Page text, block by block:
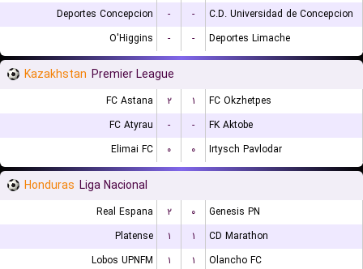
Deportes Concepcion
- -
C.D. Universidad de Concepcion
O'Higgins
- - Deportes Limache
Kazakhstan Premier League
FC Astana ۲ ۱
FC Okzhetpes
FC Atyrau
- -
FK Aktobe
Elimai FC
۰ ۰ Irtysch Pavlodar
Honduras Liga Nacional
Real Espana ۲ ۰
Genesis PN
Platense
۱ ۱
CD Marathon
Lobos UPNFM
۱ ۱ Olancho FC